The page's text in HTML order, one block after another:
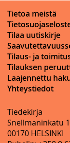
Tietoa meistä
Tilaa uutiskirje
Tilaus- ja
Tilauksen
Laajennettu
Yhteystiedot
Tiedekirja
Snellmaninkatu
00170 HELSINKI